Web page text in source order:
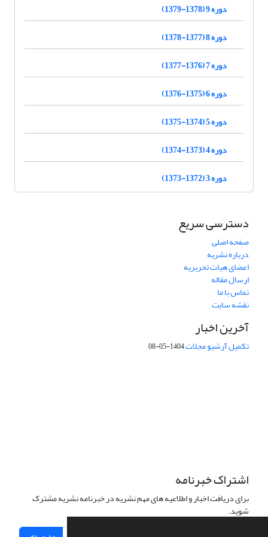
دوره 9 (1378-1379)
دوره 8 (1377-1378)
دوره 7 (1376-1377)
دوره 6 (1375-1376)
دوره 5 (1374-1375)
دوره 4 (1373-1374)
دوره 3 (1372-1373)
دسترسی سریع
صفحه اصلی
درباره نشریه
اعضای هیات تحریریه
ارسال مقاله
تماس با ما
نقشه سایت
آخرین اخبار
تکمیل آرشیو مجلات1404-05-08
اشتراک خبرنامه
برای دریافت اخبار و اطلاعیه های مهم نشریه در خبرنامه نشریه مشترک
شوید.